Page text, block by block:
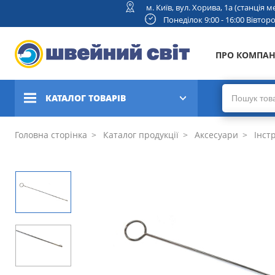
м. Київ, вул. Хорива, 1а (станція
Понеділок 9:00 - 16:00
ПРО
КАТАЛОГ ТОВАРІВ
Швейні машини
Коверлоки, оверлоки,
плоскошовні машини
В'язальні машини
Головна сторінка Каталог продукції Аксесуари